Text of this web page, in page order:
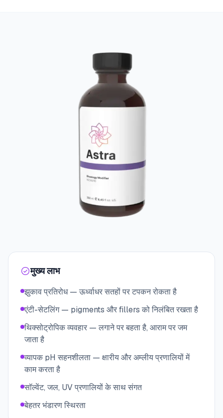
मुख्य लाभ
झुकाव प्रतिरोध — ऊर्ध्वाधर सतहों पर टपकन रोकता है
एंटी-सेटलिंग — pigments और fillers को निलंबित रखता है
थिक्सोट्रोपिक व्यवहार — लगाने पर बहता है, आराम पर जम
जाता है
व्यापक pH सहनशीलता — क्षारीय और अम्लीय प्रणालियों में
काम करता है
सॉल्वेंट, जल, UV प्रणालियों के साथ संगत
बेहतर भंडारण स्थिरता